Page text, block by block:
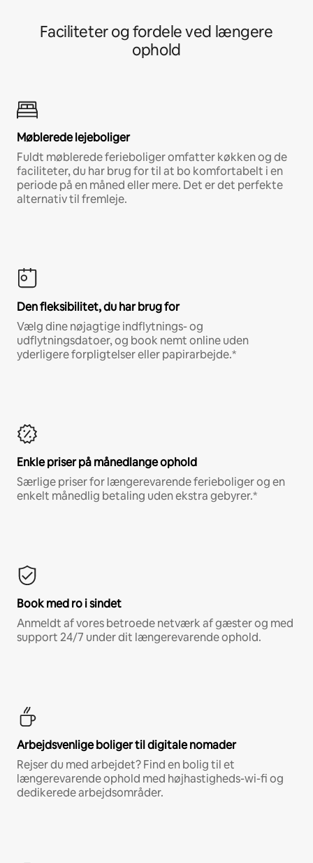
Faciliteter og fordele ved længere
ophold
Møblerede lejeboliger
Fuldt møblerede ferieboliger omfatter køkken og de
faciliteter, du har brug for til at bo komfortabelt i en
periode på en måned eller mere. Det er det perfekte
alternativ til fremleje.
Den fleksibilitet, du har brug for
Vælg dine nøjagtige indflytnings- og
udflytningsdatoer, og book nemt online uden
yderligere forpligtelser eller papirarbejde.*
Enkle priser på månedlange ophold
Særlige priser for længerevarende ferieboliger og en
enkelt månedlig betaling uden ekstra gebyrer.*
Book med ro i sindet
Anmeldt af vores betroede netværk af gæster og med
support 24/7 under dit længerevarende ophold.
Arbejdsvenlige boliger til digitale nomader
Rejser du med arbejdet? Find en bolig til et
længerevarende ophold med højhastigheds-wi-fi og
dedikerede arbejdsområder.